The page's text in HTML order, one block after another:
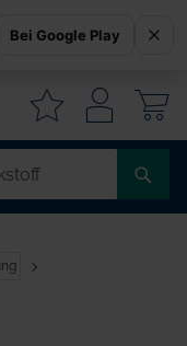
Bei Google Play